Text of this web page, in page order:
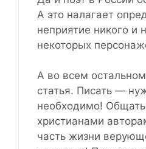
А это налагает
неприятие никого и
некоторых
А во всем
статья. Писать —
необходимо!
христианами
часть жизни